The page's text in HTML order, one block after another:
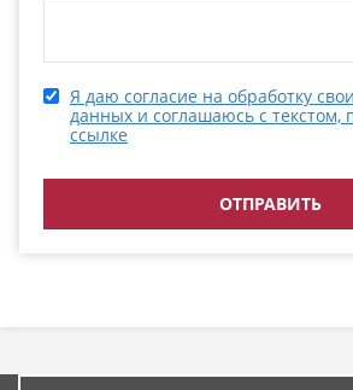
Я даю согласие на обработку
данных и соглашаюсь с
ссылке